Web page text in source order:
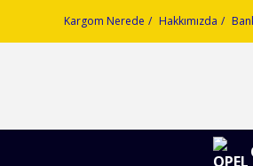
Kargom Nerede Hakkımızda